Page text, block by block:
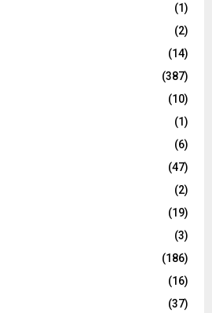
(1)
(2)
(14)
(387)
(10)
(1)
(6)
(47)
(2)
(19)
(3)
(186)
(16)
(37)